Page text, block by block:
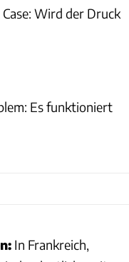
Wird der Druck
Es funktioniert
In Frankreich,